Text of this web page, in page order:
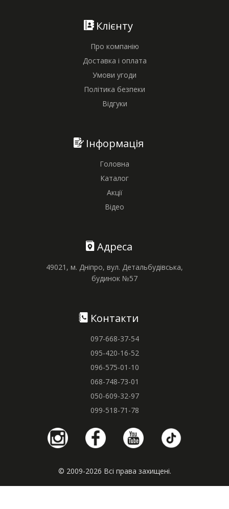
Клієнту
Про компанію
Доставка і оплата
Умови угоди
Політика безпеки
Відгуки
Інформація
Головна
Каталог
Акції
Відео
Адреса
49021, м. Дніпро, вул. Детальбудівська,
будинок №57
Контакти
097-668-37-54
095-420-16-52
096-575-01-10
068-748-73-01
050-609-32-97
099-518-71-78
© 2009-2026 Всі права захищені.